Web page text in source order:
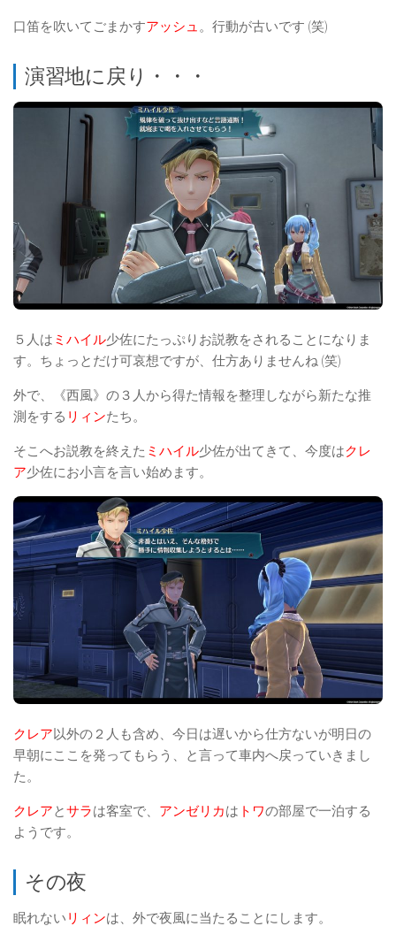
口笛を吹いてごまかすアッシュ。行動が古いです (笑)
演習地に戻り・・・
５人は ミハイル少佐にたっぷりお説教をされることになりま
す。ちょっとだけ可哀想ですが、仕方ありませんね (笑)
外で、《西風》の３人から得た情報を整理しながら新たな推
測をする リィンたち。
そこへお説教を終えた ミハイル少佐が出てきて、今度はクレ
ア少佐にお小言を言い始めます。
クレア以外の２人も含め、今日は遅いから仕方ないが明日の
早朝にここを発ってもらう、と言って車内へ戻っていきまし
た。
クレアとサラは客室で、 アンゼリカは トワの部屋で一泊する
ようです。
その夜
眠れない リィンは、外で夜風に当たることにします。